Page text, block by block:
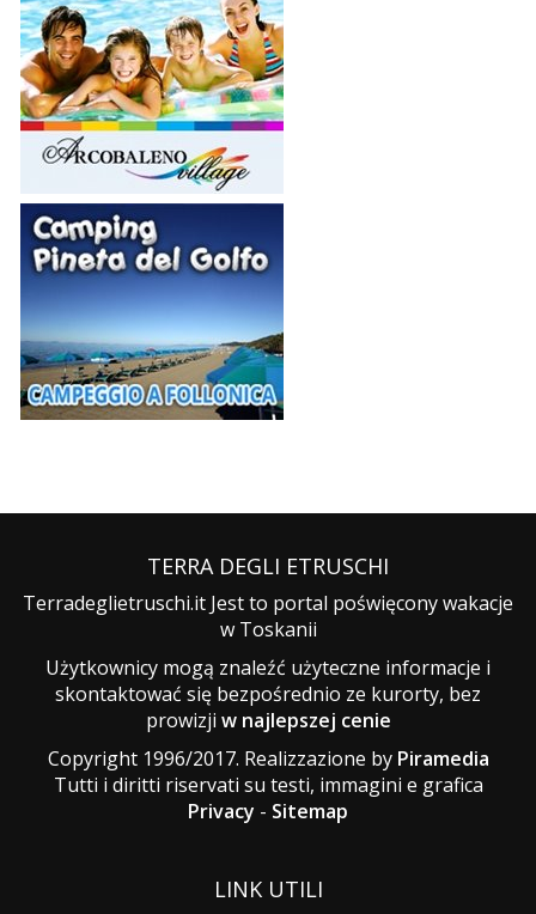
TERRA DEGLI ETRUSCHI
Terradeglietruschi.it Jest to portal poświęcony wakacje
w Toskanii
Użytkownicy mogą znaleźć użyteczne informacje i
skontaktować się bezpośrednio ze kurorty, bez
prowizji w najlepszej cenie
Copyright 1996/2017. Realizzazione by Piramedia
Tutti i diritti riservati su testi, immagini e grafica
Privacy - Sitemap
LINK UTILI